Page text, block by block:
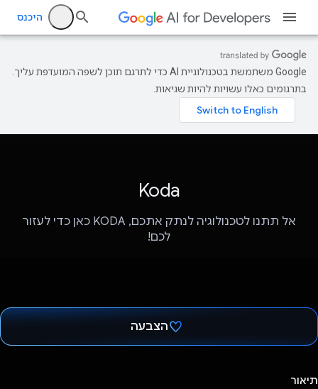
היכנס
‫Google משתמשת בטכנולוגיית AI כדי לתרגם תוכן לשפה המועדפת עליך.
בתרגומים כאלו עשויות להיות שגיאות.
Koda
אל תתנו לטכנולוגיה לנתק אתכם, KODA כאן כדי לעזור
לכם!
הצבעה
תיאור